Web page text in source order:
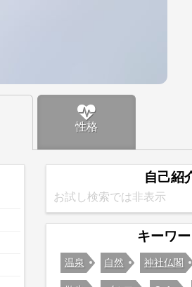
性格
自己紹
お試し検索では非表示
キーワ
温泉 自然 神社仏閣